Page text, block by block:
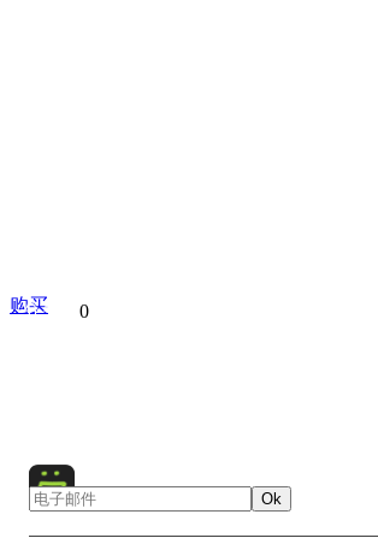
分享到 0
购买
Ok